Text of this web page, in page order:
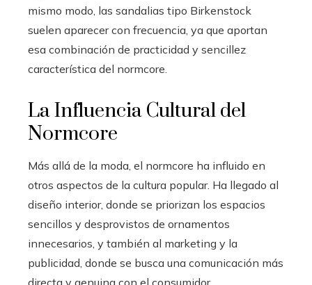
mismo modo, las sandalias tipo Birkenstock
suelen aparecer con frecuencia, ya que aportan
esa combinación de practicidad y sencillez
característica del normcore.
La Influencia Cultural del
Normcore
Más allá de la moda, el normcore ha influido en
otros aspectos de la cultura popular. Ha llegado al
diseño interior, donde se priorizan los espacios
sencillos y desprovistos de ornamentos
innecesarios, y también al marketing y la
publicidad, donde se busca una comunicación más